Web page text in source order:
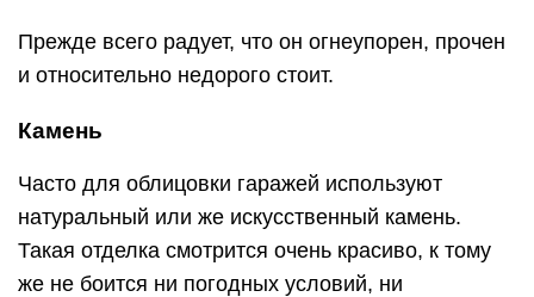
Прежде всего радует, что он огнеупорен, прочен
и относительно недорого стоит.
Камень
Часто для облицовки гаражей используют
натуральный или же искусственный камень.
Такая отделка смотрится очень красиво, к тому
же не боится ни погодных условий, ни